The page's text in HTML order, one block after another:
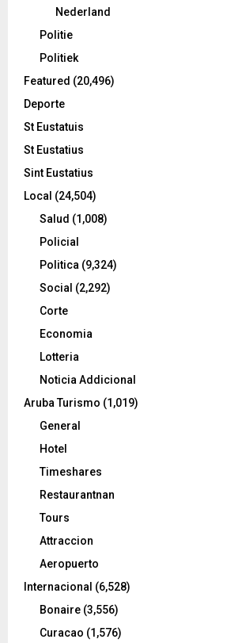
Nederland
Politie
Politiek
Featured (20,496)
Deporte
St Eustatuis
St Eustatius
Sint Eustatius
Local (24,504)
Salud (1,008)
Policial
Politica (9,324)
Social (2,292)
Corte
Economia
Lotteria
Noticia Addicional
Aruba Turismo (1,019)
General
Hotel
Timeshares
Restaurantnan
Tours
Attraccion
Aeropuerto
Internacional (6,528)
Bonaire (3,556)
Curacao (1,576)